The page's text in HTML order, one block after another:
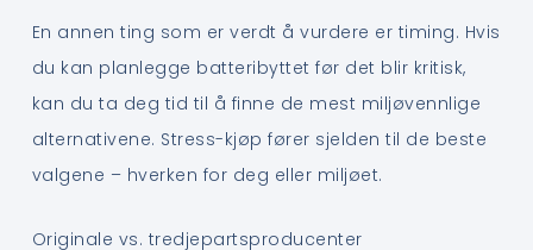
En annen ting som er verdt å vurdere er timing. Hvis
du kan planlegge batteribyttet før det blir kritisk,
kan du ta deg tid til å finne de mest miljøvennlige
alternativene. Stress-kjøp fører sjelden til de beste
valgene – hverken for deg eller miljøet.
Originale vs. tredjepartsproducenter